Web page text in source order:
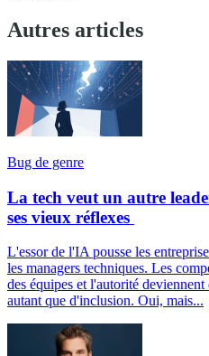
Autres articles
Bug de genre
La tech veut un autre
ses vieux réflexes
L'essor de l'IA pousse les
les managers techniques. Les
des équipes et l'autorité
autant que d'inclusion. Oui, mais...